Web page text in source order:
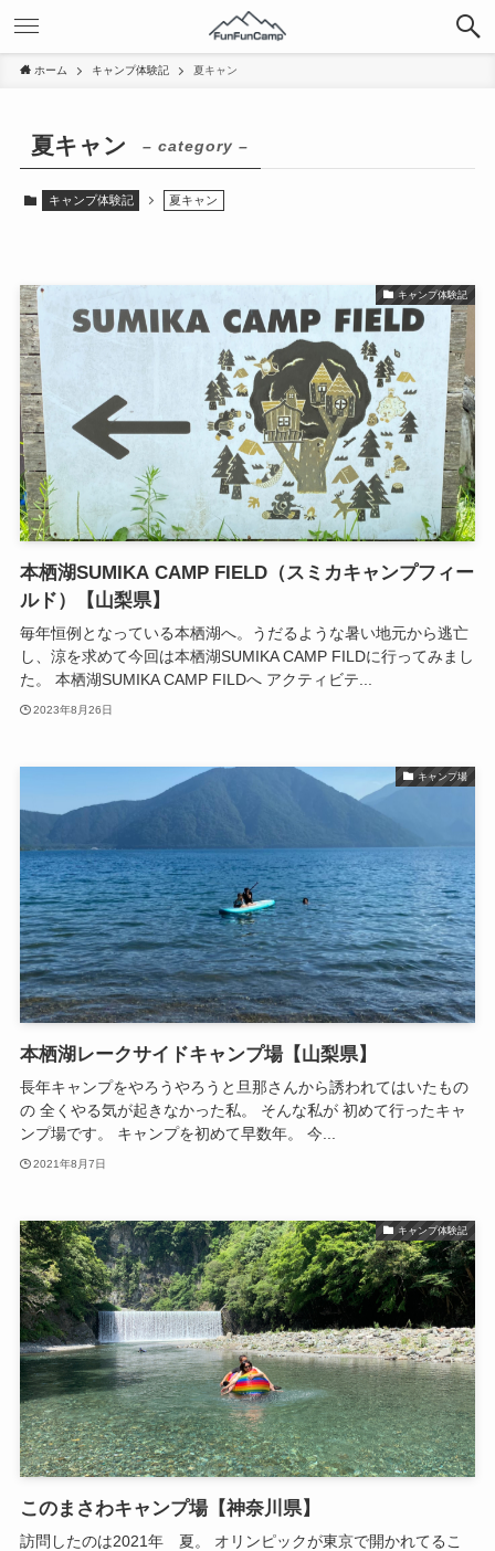
ホーム キャンプ体験記 夏キャン
夏キャン – category –
キャンプ体験記 夏キャン
キャンプ体験記
本栖湖SUMIKA CAMP FIELD（スミカキャンプフィー
ルド）【山梨県】
毎年恒例となっている本栖湖へ。うだるような暑い地元から逃亡
し、涼を求めて今回は本栖湖SUMIKA CAMP FILDに行ってみまし
た。 本栖湖SUMIKA CAMP FILDへ アクティビテ...
2023年8月26日
キャンプ場
本栖湖レークサイドキャンプ場【山梨県】
長年キャンプをやろうやろうと旦那さんから誘われてはいたもの
の 全くやる気が起きなかった私。 そんな私が 初めて行ったキャ
ンプ場です。 キャンプを初めて早数年。 今...
2021年8月7日
キャンプ体験記
このまさわキャンプ場【神奈川県】
訪問したのは2021年 夏。 オリンピックが東京で開かれてるこ